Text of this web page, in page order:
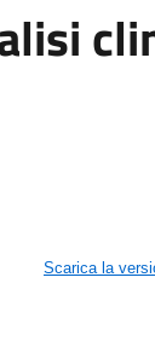
Scarica la